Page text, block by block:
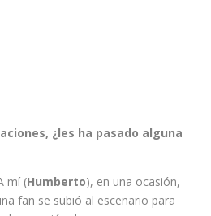
¿les ha pasado alguna
mí (Humberto), en una ocasión,
fan se subió al escenario para